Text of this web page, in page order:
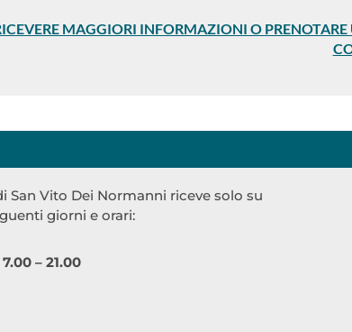
MAGGIORI INFORMAZIONI O
San Vito Dei Normanni riceve solo su
giorni e orari:
– 21.00